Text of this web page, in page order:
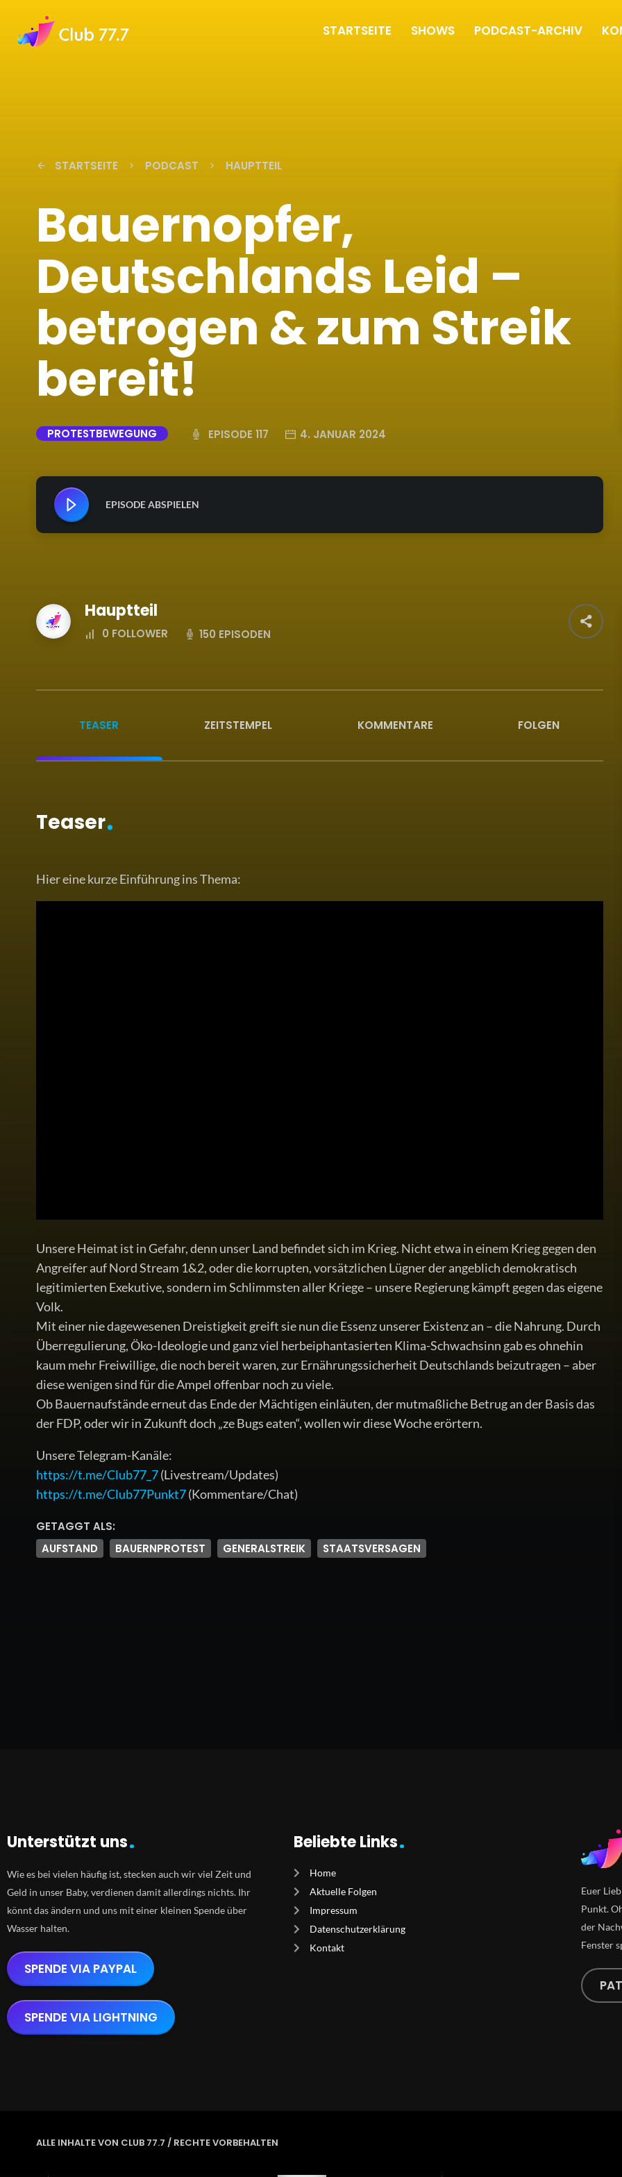
STARTSEITE SHOWS PODCAST-ARCHIV
arrow_back STARTSEITE keyboard_arrow_right PODCAST keyboard_arrow_right HAUPTTEIL
Bauernopfer,
Deutschlands Leid –
betrogen & zum Streik
bereit!
PROTESTBEWEGUNG EPISODE 117 4. JANUAR 2024
EPISODE ABSPIELEN
Hauptteil
0 FOLLOWER 150 EPISODEN
TEASER ZEITSTEMPEL KOMMENTARE FOLGEN
Teaser
Hier eine kurze Einführung ins Thema:
Unsere Heimat ist in Gefahr, denn unser Land befindet sich im Krieg. Nicht etwa in einem Krieg gegen den
Angreifer auf Nord Stream 1&2, oder die korrupten, vorsätzlichen Lügner der angeblich demokratisch
legitimierten Exekutive, sondern im Schlimmsten aller Kriege – unsere Regierung kämpft gegen das eigene
Volk.
Mit einer nie dagewesenen Dreistigkeit greift sie nun die Essenz unserer Existenz an – die Nahrung. Durch
Überregulierung, Öko-Ideologie und ganz viel herbeiphantasierten Klima-Schwachsinn gab es ohnehin
kaum mehr Freiwillige, die noch bereit waren, zur Ernährungssicherheit Deutschlands beizutragen – aber
diese wenigen sind für die Ampel offenbar noch zu viele.
Ob Bauernaufstände erneut das Ende der Mächtigen einläuten, der mutmaßliche Betrug an der Basis das
der FDP, oder wir in Zukunft doch „ze Bugs eaten“, wollen wir diese Woche erörtern.
Unsere Telegram-Kanäle:
https://t.me/Club77_7(Livestream/Updates)
https://t.me/Club77Punkt7(Kommentare/Chat)
GETAGGT ALS:
AUFSTAND
BAUERNPROTEST GENERALSTREIK STAATSVERSAGEN
Unterstützt uns
Wie es bei vielen häufig ist, stecken auch wir viel Zeit und
Geld in unser Baby, verdienen damit allerdings nichts. Ihr
könnt das ändern und uns mit einer kleinen Spende über
Wasser halten.
SPENDE VIA PAYPAL
SPENDE VIA LIGHTNING
Beliebte Links
Home
Aktuelle Folgen
Impressum
Datenschutzerklärung
Kontakt
Euer
Punkt.
der
Fenster
ALLE INHALTE VON CLUB 77.7 / RECHTE VORBEHALTEN